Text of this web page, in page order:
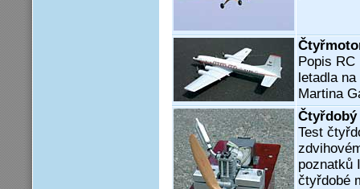
Popis RC
letadla
Martina
Čtyřdobý
Test
poznatků
čtyřdobé